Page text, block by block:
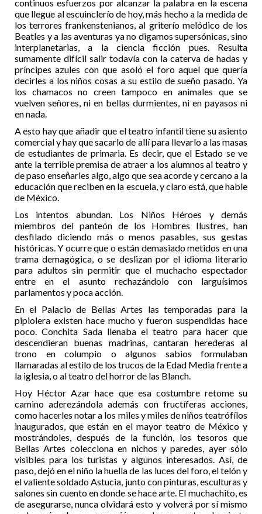
continuos esfuerzos por alcanzar la palabra en la escena
que llegue al escuinclerío de hoy, más hecho a la medida de
los terrores frankenstenianos, al griterío melódico de los
Beatles y a las aventuras ya no digamos supersónicas, sino
interplanetarias, a la ciencia ficción pues. Resulta
sumamente difícil salir todavía con la caterva de hadas y
príncipes azules con que asoló el foro aquel que quería
decirles a los niños cosas a su estilo de sueño pasado. Ya
los chamacos no creen tampoco en animales que se
vuelven señores, ni en bellas durmientes, ni en payasos ni
en nada.
A esto hay que añadir que el teatro infantil tiene su asiento
comercial y hay que sacarlo de allí para llevarlo a las masas
de estudiantes de primaria. Es decir, que el Estado se ve
ante la terrible premisa de atraer a los alumnos al teatro y
de paso enseñarles algo, algo que sea acorde y cercano a la
educación que reciben en la escuela, y claro está, que hable
de México.
Los intentos abundan. Los Niños Héroes y demás
miembros del panteón de los Hombres Ilustres, han
desfilado diciendo más o menos pasables, sus gestas
históricas. Y ocurre que o están demasiado metidos en una
trama demagógica, o se deslizan por el idioma literario
para adultos sin permitir que el muchacho espectador
entre en el asunto rechazándolo con larguísimos
parlamentos y poca acción.
En el Palacio de Bellas Artes las temporadas para la
pipiolera existen hace mucho y fueron suspendidas hace
poco. Conchita Sada llenaba el teatro para hacer que
descendieran buenas madrinas, cantaran herederas al
trono en columpio o algunos sabios formulaban
llamaradas al estilo de los trucos de la Edad Media frente a
la iglesia, o al teatro del horror de las Blanch.
Hoy Héctor Azar hace que esa costumbre retome su
camino aderezándola además con fructíferas acciones,
como hacerles notar a los miles y miles de niños teatrófílos
inaugurados, que están en el mayor teatro de México y
mostrándoles, después de la función, los tesoros que
Bellas Artes colecciona en nichos y paredes, ayer sólo
visibles para los turistas y algunos interesados. Así, de
paso, dejó en el niño la huella de las luces del foro, el telón y
el valiente soldado Astucia, junto con pinturas, esculturas y
salones sin cuento en donde se hace arte. El muchachito, es
de asegurarse, nunca olvidará esto y volverá por sí mismo